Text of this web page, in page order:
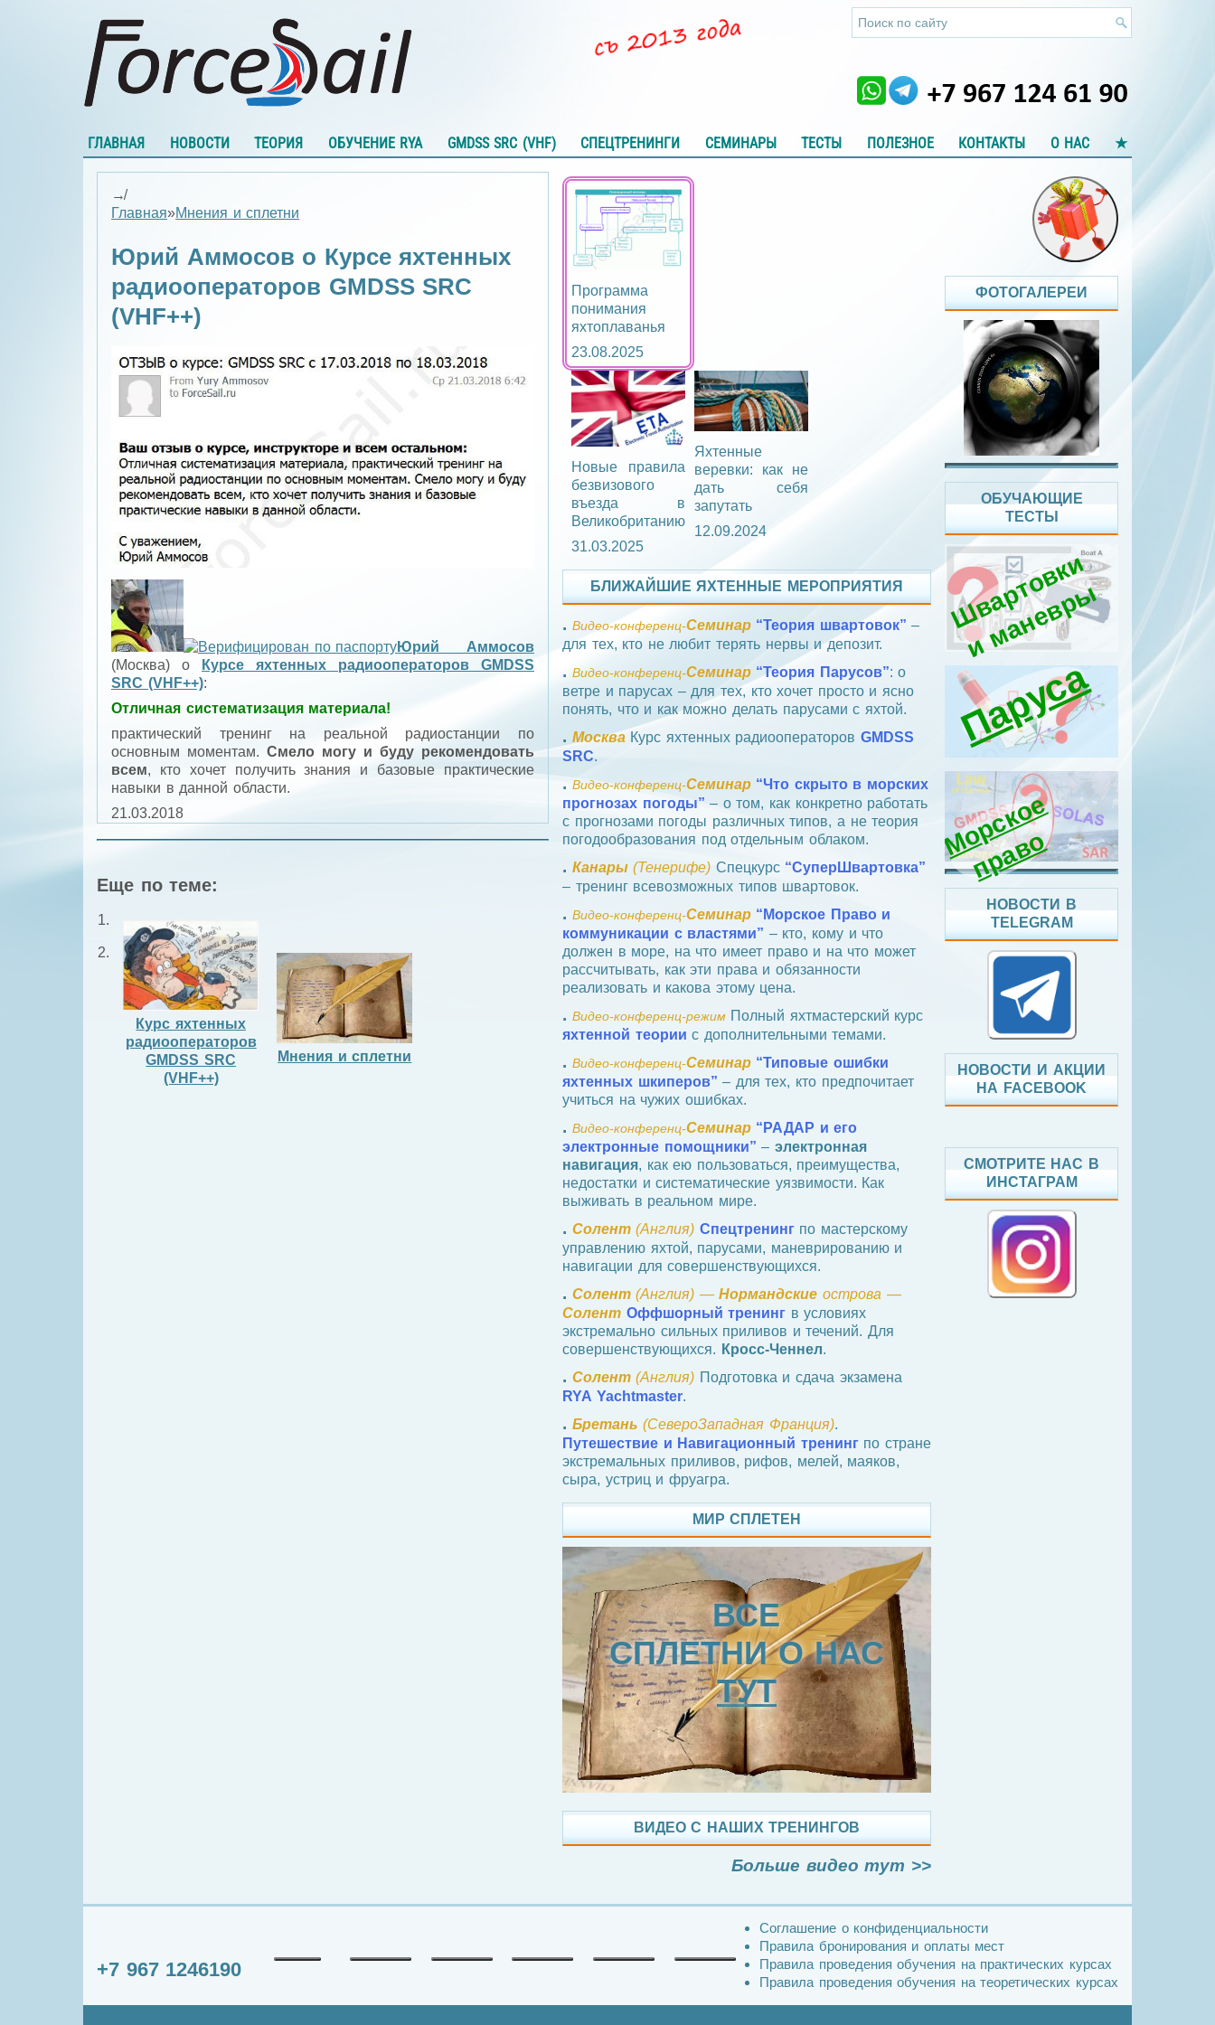
ГЛАВНАЯ НОВОСТИ ТЕОРИЯ ОБУЧЕНИЕ RYA GMDSS SRC (VHF) СПЕЦТРЕНИНГИ СЕМИНАРЫ ТЕСТЫ ПОЛЕЗНОЕ КОНТАКТЫ О НАС ★
↛
Главная»Мнения и сплетни
Юрий Аммосов о Курсе яхтенных
радиооператоров GMDSS SRC
(VHF++)
Юрий Аммосов
(Москва) о
Курсе яхтенных радиооператоров GMDSS
SRC (VHF++):
Отличная систематизация материала!
практический тренинг на реальной радиостанции по
основным моментам. Смело могу и буду рекомендовать
всем, кто хочет получить знания и базовые практические
навыки в данной области.
21.03.2018
Еще по теме:
Курс яхтенных
радиооператоров
GMDSS SRC
(VHF++)
Мнения и сплетни
Программа
понимания
яхтоплаванья
23.08.2025
Новые правила
безвизового
въезда в
Великобританию
31.03.2025
Яхтенные
веревки: как не
дать себя
запутать
12.09.2024
БЛИЖАЙШИЕ ЯХТЕННЫЕ МЕРОПРИЯТИЯ
. Видео‑конференц‑Семинар “Теория швартовок” –
для тех, кто не любит терять нервы и депозит.
. Видео‑конференц‑Семинар “Теория Парусов”: о
ветре и парусах – для тех, кто хочет просто и ясно
понять, что и как можно делать парусами с яхтой.
. МоскваКурс яхтенных радиооператоровGMDSS
SRC.
. Видео‑конференц‑Семинар “Что скрыто в морских
прогнозах погоды” – о том, как конкретно работать
с прогнозами погоды различных типов, а не теория
погодообразования под отдельным облаком.
. Канары(Тенерифе) Спецкурс “СуперШвартовка”
– тренинг всевозможных типов швартовок.
. Видео‑конференц‑Семинар “Морское Право и
коммуникации с властями” – кто, кому и что
должен в море, на что имеет право и на что может
рассчитывать, как эти права и обязанности
реализовать и какова этому цена.
. Видео‑конференц‑режимПолный яхтмастерский курс
яхтенной теории с дополнительными темами.
. Видео‑конференц‑Семинар “Типовые ошибки
яхтенных шкиперов” – для тех, кто предпочитает
учиться на чужих ошибках.
. Видео‑конференц‑Семинар “РАДАР и его
электронные помощники” – электронная
навигация, как ею пользоваться, преимущества,
недостатки и систематические уязвимости. Как
выживать в реальном мире.
. Солент(Англия) Спецтренингпо мастерскому
управлению яхтой, парусами, маневрированию и
навигации для совершенствующихся.
. Солент(Англия) —Нормандские острова —
Солент Оффшорный тренинг в условиях
экстремально сильных приливов и течений. Для
совершенствующихся. Кросс-Ченнел.
. Солент(Англия) Подготовка и сдача экзамена
RYA Yachtmaster.
. Бретань (СевероЗападная Франция).
Путешествие и Навигационный тренингпо стране
экстремальных приливов, рифов, мелей, маяков,
сыра, устриц и фруагра.
МИР СПЛЕТЕН
ВСЕ
СПЛЕТНИ О НАС
ТУТ
ВИДЕО С НАШИХ ТРЕНИНГОВ
Больше видео тут >>
ФОТОГАЛЕРЕИ
ОБУЧАЮЩИЕ
ТЕСТЫ
Ш
в
а
р
т
о
в
к
и
и
м
а
н
е
в
р
ы
Паруса
М
о
р
с
к
о
е
п
р
а
в
о
НОВОСТИ В
TELEGRAM
НОВОСТИ И АКЦИИ
НА FACEBOOK
СМОТРИТЕ НАС В
ИНСТАГРАМ
+7 967 1246190
Соглашение о конфиденциальности
Правила бронирования и оплаты мест
Правила проведения обучения на практических курсах
Правила проведения обучения на теоретических курсах